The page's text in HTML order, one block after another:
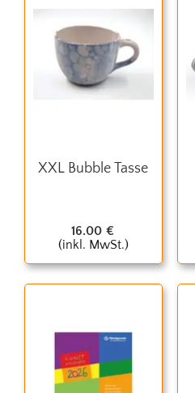
XXL Bubble Tasse
16.00 €
(inkl. MwSt.)